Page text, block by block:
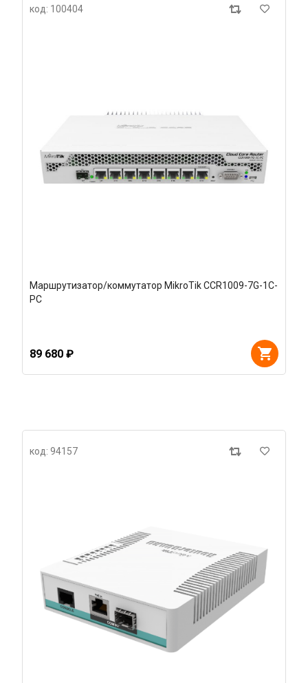
код: 100404
Маршрутизатор/коммутатор MikroTik CCR1009-7G-1C-
PC
89 680 ₽
код: 94157